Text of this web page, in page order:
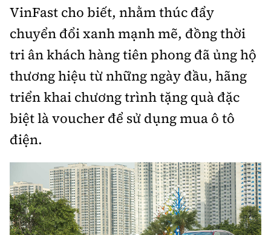
Lái xe an toàn
Bồi thường bảo hiểm
Xe xanh
Video
Review xe
Giới thiệu xe
Tư vấn
Ảnh
Ô tô
Xe máy
Cơ quan chủ quản: Bộ Xây dựng
Tổng biên tập:Nguyễn Thị Hồng Nga
VinFast cho biết, nhằm thúc đẩy
chuyển đổi xanh mạnh mẽ, đồng thời
tri ân khách hàng tiên phong đã ủng hộ
thương hiệu từ những ngày đầu, hãng
triển khai chương trình tặng quà đặc
biệt là voucher để sử dụng mua ô tô
điện.